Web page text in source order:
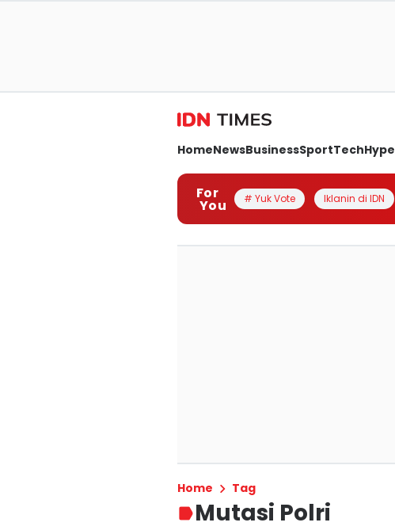
HomeNewsBusinessSportTechHype
For
You # Yuk Vote Iklanin di IDN
Home Tag
Mutasi Polri